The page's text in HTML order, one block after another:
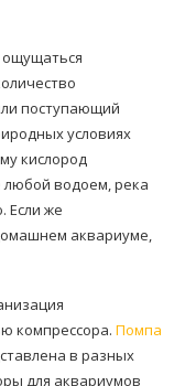
ощущаться
поступающий
условиях
кислород
любой водоем, река
Если же
аквариуме,
компрессора. Помпа
в разных
для аквариумов